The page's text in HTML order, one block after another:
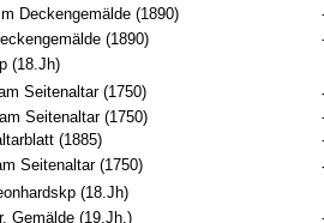
Deckengemälde (1890)
(1890)
(18.Jh)
Seitenaltar (1750)
Seitenaltar (1750)
(1885)
Seitenaltar(1750)
(18.Jh)
Gemälde (19.Jh.)